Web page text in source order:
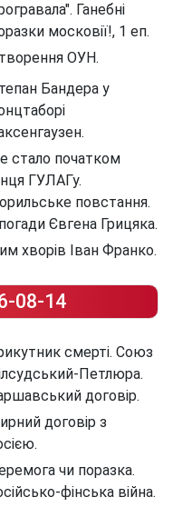
Ганебні
московії!, 1 еп.
ОУН.
Бандера у
стало початком
ГУЛАГу.
повстання.
Євгена Грицяка.
хворів Іван Франко.
08-14
смерті. Союз
Петлюра.
договір.
договір з
чи поразка.
фінська війна.